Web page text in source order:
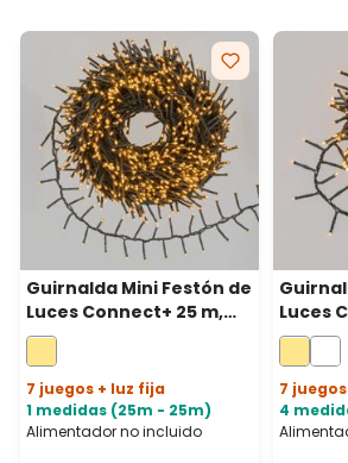
Guirnalda Mini Festón de
Luces Connect+ 25 m,
1250 led blanco cálido,
cable verde,
prolongable
7 juegos + luz fija
1 medidas (25m - 25m)
Alimentador no incluido
Luces
led
verde,
7
4